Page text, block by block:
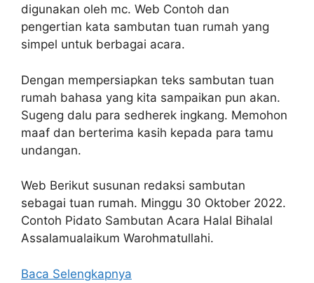
digunakan oleh mc. Web Contoh dan
pengertian kata sambutan tuan rumah yang
simpel untuk berbagai acara.
Dengan mempersiapkan teks sambutan tuan
rumah bahasa yang kita sampaikan pun akan.
Sugeng dalu para sedherek ingkang. Memohon
maaf dan berterima kasih kepada para tamu
undangan.
Web Berikut susunan redaksi sambutan
sebagai tuan rumah. Minggu 30 Oktober 2022.
Contoh Pidato Sambutan Acara Halal Bihalal
Assalamualaikum Warohmatullahi.
Baca Selengkapnya